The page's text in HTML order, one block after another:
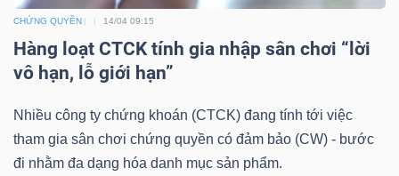
CHỨNG QUYỀN 14/04 09:15
Hàng loạt CTCK tính gia nhập sân chơi “lời
vô hạn, lỗ giới hạn”
Nhiều công ty chứng khoán (CTCK) đang tính tới việc
tham gia sân chơi chứng quyền có đảm bảo (CW) - bước
đi nhằm đa dạng hóa danh mục sản phẩm.
TIỆN
BẤT
ĐỘNG